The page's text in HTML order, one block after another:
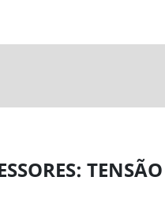
TENSÃO